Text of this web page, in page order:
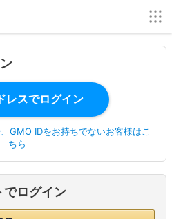
GMO IDをお持ちでないお客様はこ
ちら
でログイン